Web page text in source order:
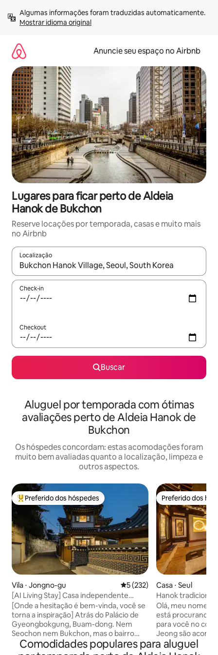
para
Mostrar idioma original
Anuncie seu espaço no Airbnb
Lugares para ficar perto de Aldeia
Hanok de Bukchon
Reserve locações por temporada, casas e muito mais
no Airbnb
Localização
Quando os resultados estiverem disponíveis, explore-os
Check-in
Checkout
Buscar
Aluguel por temporada com ótimas
avaliações perto de Aldeia Hanok de
Bukchon
Os hóspedes concordam: estas acomodações foram
muito bem avaliadas quanto a localização, limpeza e
outros aspectos.
Entre os melhores preferidos dos hóspedes
Preferido dos hóspedes
Vila ⋅ Jongno-gu 5 de uma avaliação média de
5 (232)
[AI Living Stay] Casa independente
hanok em Buam-dong, Jongno-gu |
Welcome to Mystix House, uma estadia
hanok cheia de emoção
[Onde a hesitação é bem-vinda, você se
torna a inspiração] Atrás do Palácio de
Gyeongbokgung, Buam-dong. Nem
Seochon nem Bukchon, mas o bairro
mais tranquilo de Seul. No final daquele
beco, havia uma casa hanok particular. O
Preferido dos
Preferido dos
Casa ⋅ Seul
Hanok tradicional
banheiros
wolha.jeong
Olá, meu nome é
está procurando
para você no coração
Jeong são
privativas para
Trata-se de
Comodidades populares para aluguel